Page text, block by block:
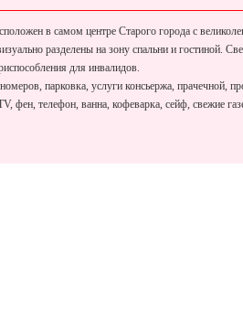
в самом центре Старого города с
разделены на зону спальни и гостиной.
для инвалидов.
парковка, услуги консьержа, прачечной,
фен, телефон, ванна, кофеварка, сейф, свежие